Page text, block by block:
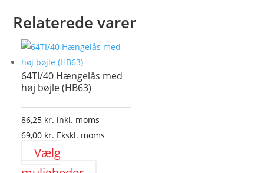
Relaterede varer
64TI/40 Hængelås med
høj bøjle (HB63)
86,25 kr. inkl. moms
69,00 kr. Ekskl. moms
Vælg